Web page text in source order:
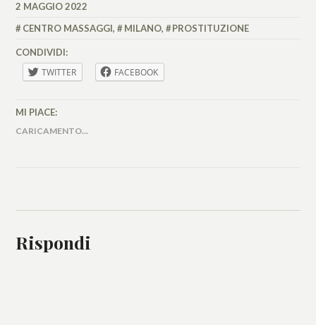
ALESSIA
2 MAGGIO 2022
CENTRO MASSAGGI, MILANO, PROSTITUZIONE
CONDIVIDI:
TWITTER FACEBOOK
MI PIACE:
CARICAMENTO...
Rispondi